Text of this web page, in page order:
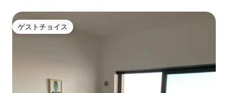
ゲストチョイス
ゲストチョイス